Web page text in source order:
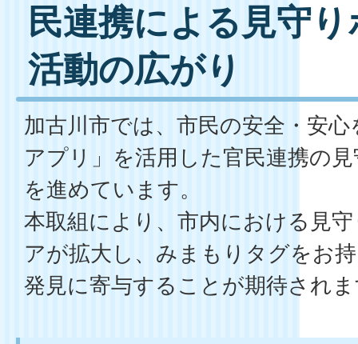
民連携による見守
活動の広がり
加古川市では、市民の安全・安
アプリ」を活用した官民連携の
を進めています。
本取組により、市内における見
アが拡大し、みまもりタグをお
発見に寄与することが期待され